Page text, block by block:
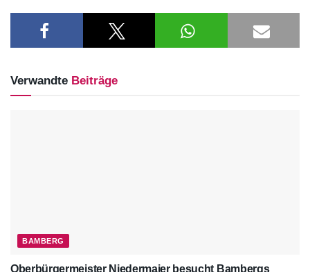
Verwandte Beiträge
BAMBERG
Oberbürgermeister Niedermaier besucht Bambergs